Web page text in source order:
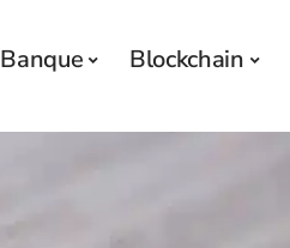
Banque Blockchain